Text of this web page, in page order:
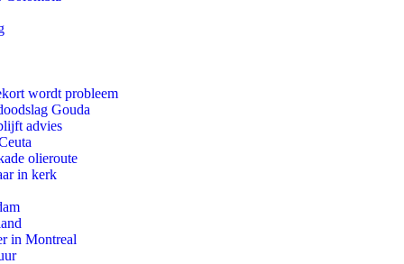
wordt probleem
Gouda
advies
olieroute
in kerk
in Montreal